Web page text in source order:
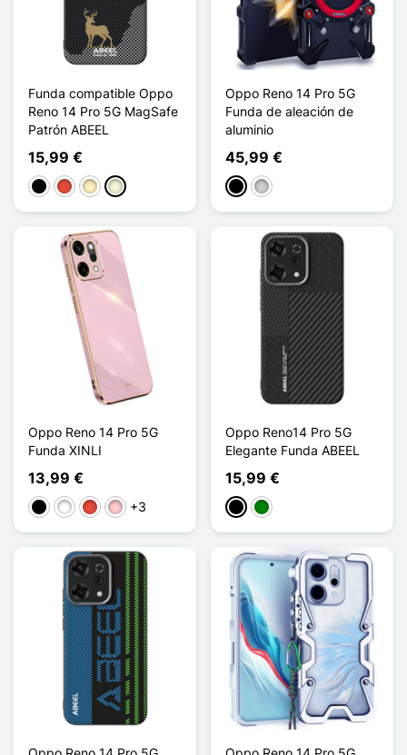
Funda compatible Oppo
Reno 14 Pro 5G MagSafe
Patrón ABEEL
15,99 €
NegroRojoOro Beige
Oppo Reno 14 Pro 5G
Funda de aleación de
aluminio
45,99 €
NegroPlata
Oppo Reno 14 Pro 5G
Funda XINLI
13,99 €
NegroBlancoRojoRosa+3
Oppo Reno14 Pro 5G
Elegante Funda ABEEL
15,99 €
NegroVerde